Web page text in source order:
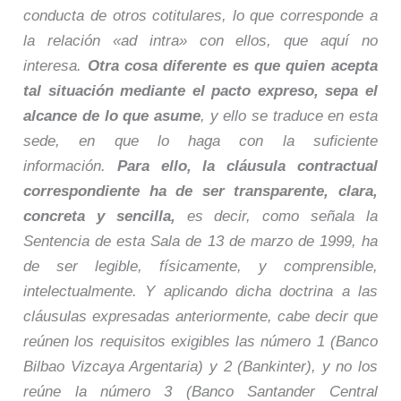
conducta de otros cotitulares, lo que corresponde a
la relación «ad intra» con ellos, que aquí no
interesa. Otra cosa diferente es que quien acepta
tal situación mediante el pacto expreso, sepa el
alcance de lo que asume, y ello se traduce en esta
sede, en que lo haga con la suficiente
información. Para ello, la cláusula contractual
correspondiente ha de ser transparente, clara,
concreta y sencilla, es decir, como señala la
Sentencia de esta Sala de 13 de marzo de 1999, ha
de ser legible, físicamente, y comprensible,
intelectualmente. Y aplicando dicha doctrina a las
cláusulas expresadas anteriormente, cabe decir que
reúnen los requisitos exigibles las número 1 (Banco
Bilbao Vizcaya Argentaria) y 2 (Bankinter), y no los
reúne la número 3 (Banco Santander Central